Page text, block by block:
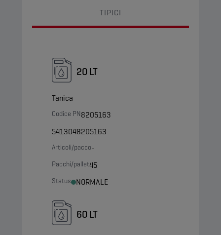
TIPICI
20 LT
Tanica
Codice PN8205163
5413048205163
Articoli/pacco-
Pacchi/pallet45
Status NORMALE
60 LT